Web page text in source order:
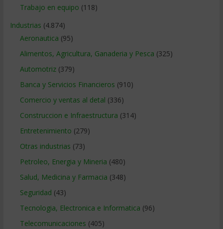
Trabajo en equipo (118)
Industrias (4.874)
Aeronautica (95)
Alimentos, Agricultura, Ganaderia y Pesca (325)
Automotriz(379)
Banca y Servicios Financieros (910)
Comercio y ventas al detal (336)
Construccion e Infraestructura (314)
Entretenimiento (279)
Otras industrias (73)
Petroleo, Energia y Mineria (480)
Salud, Medicina y Farmacia (348)
Seguridad (43)
Tecnologia, Electronica e Informatica (96)
Telecomunicaciones (405)